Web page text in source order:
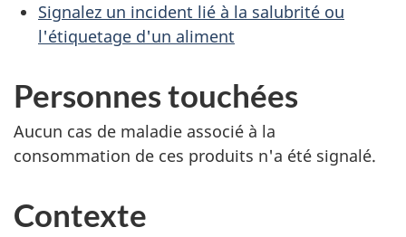
Signalez un incident lié à la salubrité ou
l'étiquetage d'un aliment
Personnes touchées
Aucun cas de maladie associé à la
consommation de ces produits n'a été signalé.
Contexte